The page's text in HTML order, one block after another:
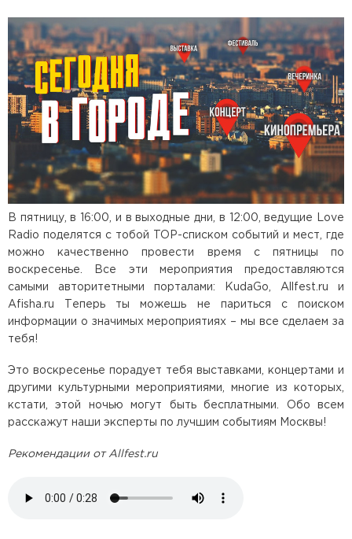
В пятницу, в 16:00, и в выходные дни, в 12:00, ведущие Love
Radio поделятся с тобой TOP-списком событий и мест, где
можно качественно провести время с пятницы по
воскресенье. Все эти мероприятия предоставляются
самыми авторитетными порталами: KudaGo, Allfest.ru и
Afisha.ru Теперь ты можешь не париться с поиском
информации о значимых мероприятиях – мы все сделаем за
тебя!
Это воскресенье порадует тебя выставками, концертами и
другими культурными мероприятиями, многие из которых,
кстати, этой ночью могут быть бесплатными. Обо всем
расскажут наши эксперты по лучшим событиям Москвы!
Рекомендации от Allfest.ru